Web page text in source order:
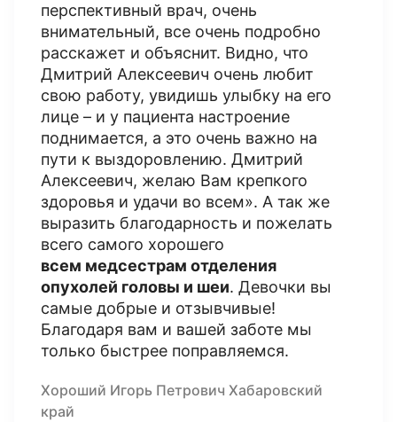
перспективный врач, очень
внимательный, все очень подробно
расскажет и объяснит. Видно, что
Дмитрий Алексеевич очень любит
свою работу, увидишь улыбку на его
лице – и у пациента настроение
поднимается, а это очень важно на
пути к выздоровлению. Дмитрий
Алексеевич, желаю Вам крепкого
здоровья и удачи во всем». А так же
выразить благодарность и пожелать
всего самого хорошего
всем медсестрам отделения
опухолей головы и шеи. Девочки вы
самые добрые и отзывчивые!
Благодаря вам и вашей заботе мы
только быстрее поправляемся.
Хороший Игорь Петрович Хабаровский
край